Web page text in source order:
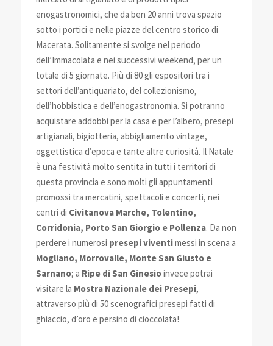
enogastronomici, che da ben 20 anni trova spazio
sotto i portici e nelle piazze del centro storico di
Macerata. Solitamente si svolge nel periodo
dell’Immacolata e nei successivi weekend, per un
totale di 5 giornate. Più di 80 gli espositori tra i
settori dell’antiquariato, del collezionismo,
dell’hobbistica e dell’enogastronomia. Si potranno
acquistare addobbi per la casa e per l’albero, presepi
artigianali, bigiotteria, abbigliamento vintage,
oggettistica d’epoca e tante altre curiosità. Il Natale
è una festività molto sentita in tutti i territori di
questa provincia e sono molti gli appuntamenti
promossi tra mercatini, spettacoli e concerti, nei
centri di Civitanova Marche, Tolentino,
Corridonia, Porto San Giorgio e Pollenza. Da non
perdere i numerosi presepi viventimessi in scena a
Mogliano, Morrovalle, Monte San Giusto e
Sarnano; a Ripe di San Ginesioinvece potrai
visitare la Mostra Nazionale dei Presepi,
attraverso più di 50 scenografici presepi fatti di
ghiaccio, d’oro e persino di cioccolata!